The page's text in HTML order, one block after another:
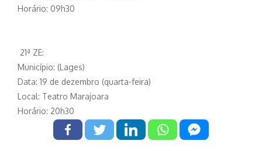
Horário: 09h30
21ª ZE:
Município: (Lages)
Data: 19 de dezembro (quarta-feira)
Local: Teatro Marajoara
Horário: 20h30